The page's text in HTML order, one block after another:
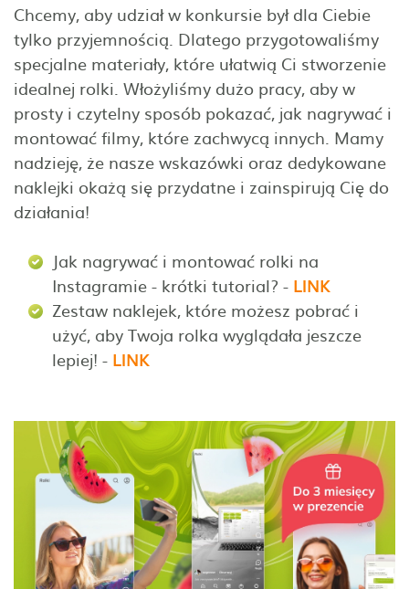
Chcemy, aby udział w konkursie był dla Ciebie
tylko przyjemnością. Dlatego przygotowaliśmy
specjalne materiały, które ułatwią Ci stworzenie
idealnej rolki. Włożyliśmy dużo pracy, aby w
prosty i czytelny sposób pokazać, jak nagrywać i
montować filmy, które zachwycą innych. Mamy
nadzieję, że nasze wskazówki oraz dedykowane
naklejki okażą się przydatne i zainspirują Cię do
działania!
Jak nagrywać i montować rolki na
Instagramie - krótki tutorial? - LINK
Zestaw naklejek, które możesz pobrać i
użyć, aby Twoja rolka wyglądała jeszcze
lepiej! - LINK